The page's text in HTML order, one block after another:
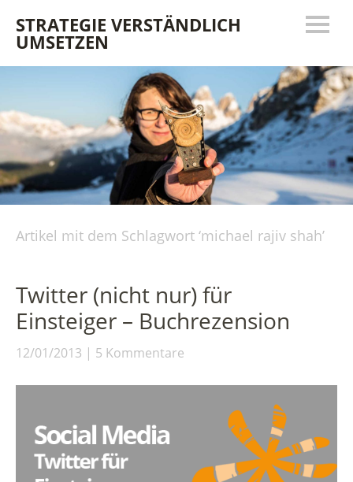
STRATEGIE VERSTÄNDLICH
UMSETZEN
Artikel mit dem Schlagwort ‘michael rajiv shah’
Twitter (nicht nur) für
Einsteiger – Buchrezension
12/01/2013 5 Kommentare